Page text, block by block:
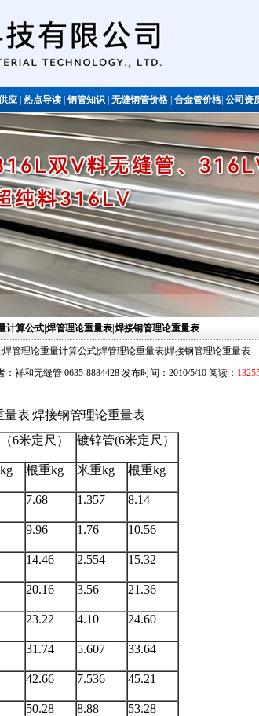
应|热点导读钢管知识无缝钢管价格合金管价格公司资
不锈钢管
计算公式|焊管理论重量表|焊接钢管理论重量表
管理论重量计算公式|焊管理论重量表|焊接钢管理论重量表
：祥和无缝管 0635-8884428 发布时间：2010/5/10 阅读：
表|焊接钢管理论重量表
6米定尺） 镀锌管(6米定尺）
根重kg 米重kg 根重kg
7.68 1.357 8.14
9.96 1.76 10.56
14.46 2.554 15.32
20.16 3.56 21.36
23.22 4.10 24.60
31.74 5.607 33.64
42.66 7.536 45.21
50.28 8.88 53.28